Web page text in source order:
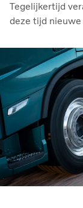
Tegelijkertijd
deze tijd